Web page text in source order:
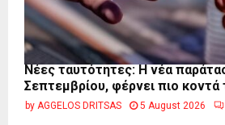
Νέες ταυτότητες: Η νέα
Σεπτεμβρίου, φέρνει πιο κοντά
by AGGELOS DRITSAS 5 August 2026